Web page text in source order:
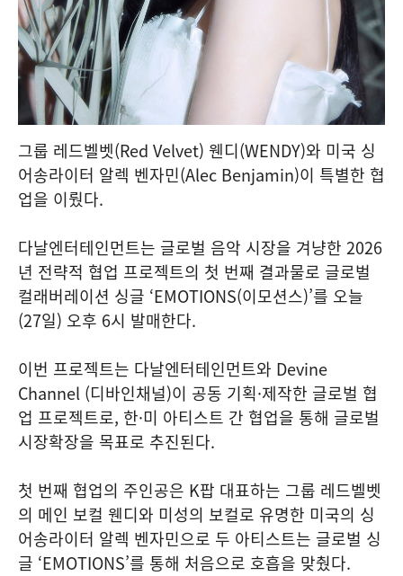
그룹 레드벨벳(Red Velvet) 웬디(WENDY)와 미국 싱
어송라이터 알렉 벤자민(Alec Benjamin)이 특별한 협
업을 이뤘다.
다날엔터테인먼트는 글로벌 음악 시장을 겨냥한 2026
년 전략적 협업 프로젝트의 첫 번째 결과물로 글로벌
컬래버레이션 싱글 ‘EMOTIONS(이모션스)’를 오늘
(27일) 오후 6시 발매한다.
이번 프로젝트는 다날엔터테인먼트와 Devine
Channel (디바인채널)이 공동 기획·제작한 글로벌 협
업 프로젝트로, 한·미 아티스트 간 협업을 통해 글로벌
시장확장을 목표로 추진된다.
첫 번째 협업의 주인공은 K팝 대표하는 그룹 레드벨벳
의 메인 보컬 웬디와 미성의 보컬로 유명한 미국의 싱
어송라이터 알렉 벤자민으로 두 아티스트는 글로벌 싱
글 ‘EMOTIONS’를 통해 처음으로 호흡을 맞췄다.